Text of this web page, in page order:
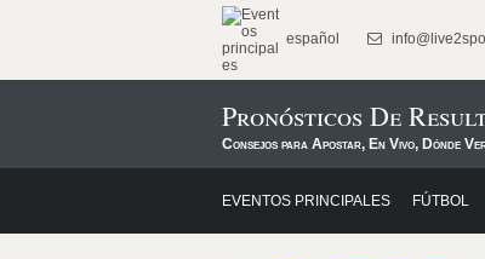
español
Pronósticos De
Consejos para Apostar, En Vivo, Dónde
EVENTOS PRINCIPALES FÚTBOL